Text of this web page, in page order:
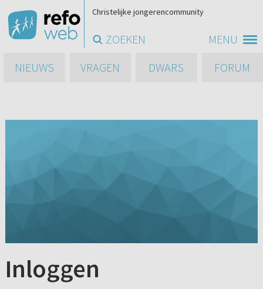
MENU
Christelijke jongerencommunity
ZOEKEN
NIEUWS
VRAGEN DWARS FORUM
Inloggen